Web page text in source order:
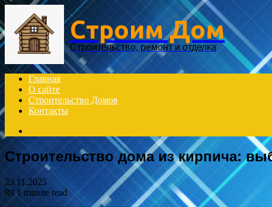
Строим Дом
Строительство, ремонт и отделка
Главная
О сайте
Строительство Домов
Контакты
for
Строительство дома из кирпича:
23.11.2025
891 minute read